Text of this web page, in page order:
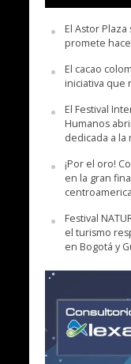
El Astor
promete
El cacao
iniciativa que
El Festival
Humanos
dedicada a la
¡Por el oro!
en la gran
Festival
el turismo
en Bogotá y